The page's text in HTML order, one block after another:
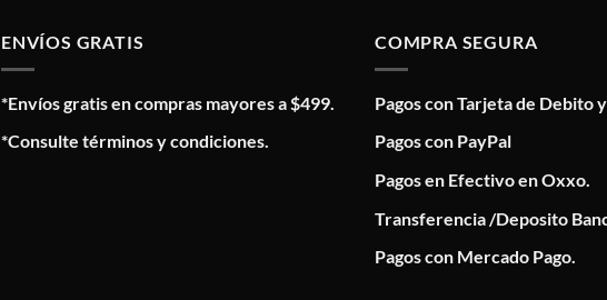
ENVÍOS GRATIS
*Envíos gratis en compras mayores a $499.
*Consulte términos y condiciones.
COMPRA SEGURA
Pagos con Tarjeta de Debito
Pagos con PayPal
Pagos en Efectivo en Oxxo.
Transferencia /Deposito
Pagos con Mercado Pago.